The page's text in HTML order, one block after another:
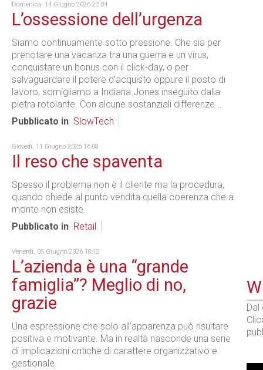
Domenica, 14 Giugno 2026 23:04
L’ossessione dell’urgenza
Siamo continuamente sotto pressione. Che sia per
prenotare una vacanza tra una guerra e un virus,
conquistare un bonus con il click-day, o per
salvaguardare il potere d’acquisto oppure il posto di
lavoro, somigliamo a Indiana Jones inseguito dalla
pietra rotolante. Con alcune sostanziali differenze...
Pubblicato in SlowTech
Giovedì, 11 Giugno 2026 16:08
Il reso che spaventa
Spesso il problema non è il cliente ma la procedura,
quando chiede al punto vendita quella coerenza che a
monte non esiste.
Pubblicato in Retail
Venerdì, 05 Giugno 2026 18:12
L’azienda è una “grande
famiglia”? Meglio di no,
grazie
Una espressione che solo all’apparenza può risultare
positiva e motivante. Ma in realtà nasconde una serie
di implicazioni critiche di carattere organizzativo e
gestionale.